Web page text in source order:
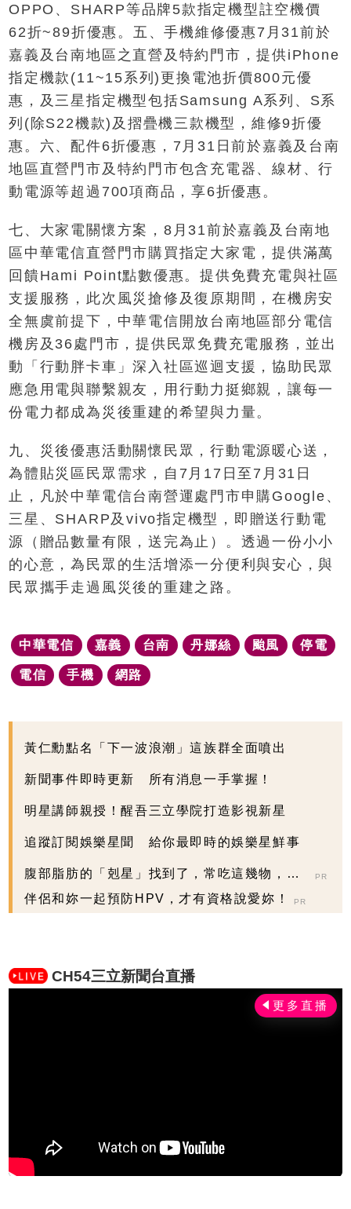
OPPO、SHARP等品牌5款指定機型註空機價
62折~89折優惠。五、手機維修優惠7月31前於
嘉義及台南地區之直營及特約門市，提供iPhone
指定機款(11~15系列)更換電池折價800元優
惠，及三星指定機型包括Samsung A系列、S系
列(除S22機款)及摺疊機三款機型，維修9折優
惠。六、配件6折優惠，7月31日前於嘉義及台南
地區直營門市及特約門市包含充電器、線材、行
動電源等超過700項商品，享6折優惠。
七、大家電關懷方案，8月31前於嘉義及台南地
區中華電信直營門市購買指定大家電，提供滿萬
回饋Hami Point點數優惠。提供免費充電與社區
支援服務，此次風災搶修及復原期間，在機房安
全無虞前提下，中華電信開放台南地區部分電信
機房及36處門市，提供民眾免費充電服務，並出
動「行動胖卡車」深入社區巡迴支援，協助民眾
應急用電與聯繫親友，用行動力挺鄉親，讓每一
份電力都成為災後重建的希望與力量。
九、災後優惠活動關懷民眾，行動電源暖心送，
為體貼災區民眾需求，自7月17日至7月31日
止，凡於中華電信台南營運處門市申購Google、
三星、SHARP及vivo指定機型，即贈送行動電
源（贈品數量有限，送完為止）。透過一份小小
的心意，為民眾的生活增添一分便利與安心，與
民眾攜手走過風災後的重建之路。
中華電信 嘉義 台南 丹娜絲 颱風 停電
電信 手機 網路
黃仁勳點名「下一波浪潮」這族群全面噴出
新聞事件即時更新 所有消息一手掌握！
明星講師親授！醒吾三立學院打造影視新星
追蹤訂閱娛樂星聞 給你最即時的娛樂星鮮事
腹部脂肪的「剋星」找到了，常吃這幾物，吃
走大肚囊，瘦出...
PR
伴侶和妳一起預防HPV，才有資格說愛妳！ PR
CH54三立新聞台直播